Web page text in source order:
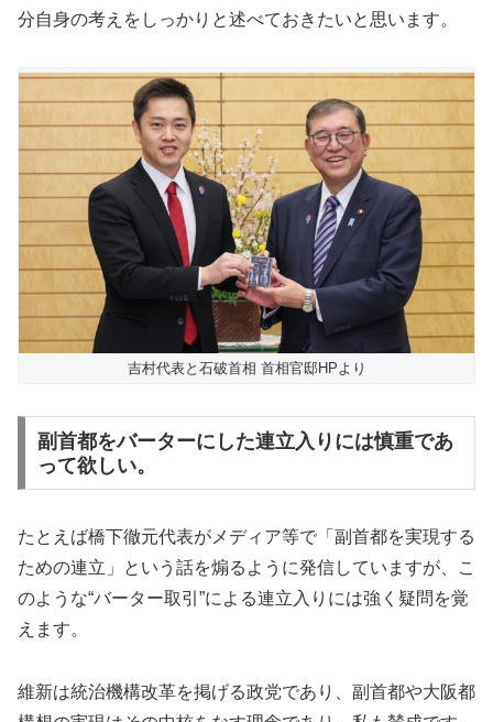
分自身の考えをしっかりと述べておきたいと思います。
吉村代表と石破首相 首相官邸HPより
副首都をバーターにした連立入りには慎重であ
って欲しい。
たとえば橋下徹元代表がメディア等で「副首都を実現する
ための連立」という話を煽るように発信していますが、こ
のような“バーター取引”による連立入りには強く疑問を覚
えます。
維新は統治機構改革を掲げる政党であり、副首都や大阪都